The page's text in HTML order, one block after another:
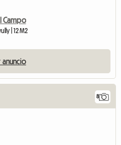
Campo
| 12 M2
anuncio
8